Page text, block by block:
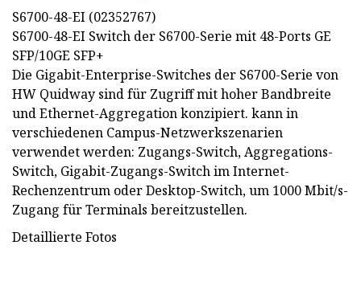
S6700-48-EI (02352767)
S6700-48-EI Switch der S6700-Serie mit 48-Ports GE
SFP/10GE SFP+
Die Gigabit-Enterprise-Switches der S6700-Serie von
HW Quidway sind für Zugriff mit hoher Bandbreite
und Ethernet-Aggregation konzipiert. kann in
verschiedenen Campus-Netzwerkszenarien
verwendet werden: Zugangs-Switch, Aggregations-
Switch, Gigabit-Zugangs-Switch im Internet-
Rechenzentrum oder Desktop-Switch, um 1000 Mbit/s-
Zugang für Terminals bereitzustellen.
Detaillierte Fotos